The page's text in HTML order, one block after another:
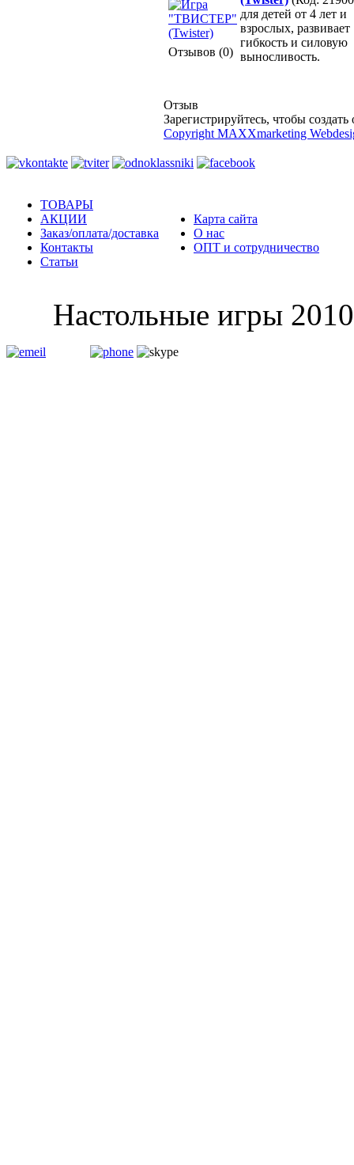
Отзывов (0)
для детей от 4 лет и
взрослых, развивает
гибкость и силовую
выносливость.
Отзыв
Зарегистрируйтесь, чтобы создать
Copyright MAXXmarketing
ТОВАРЫ
АКЦИИ
Заказ/оплата/доставка
Контакты
Статьи
Карта сайта
О нас
ОПТ и сотрудничество
Настольные